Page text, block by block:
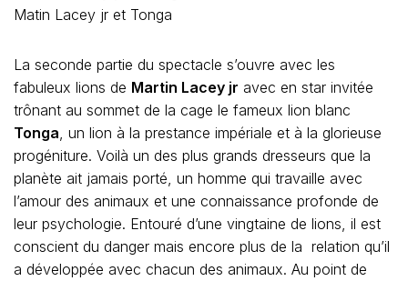
Matin Lacey jr et Tonga
La seconde partie du spectacle s’ouvre avec les
fabuleux lions de Martin Lacey jr avec en star invitée
trônant au sommet de la cage le fameux lion blanc
Tonga , un lion à la prestance impériale et à la glorieuse
progéniture. Voilà un des plus grands dresseurs que la
planète ait jamais porté, un homme qui travaille avec
l’amour des animaux et une connaissance profonde de
leur psychologie. Entouré d’une vingtaine de lions, il est
conscient du danger mais encore plus de la relation qu’il
a développée avec chacun des animaux. Au point de